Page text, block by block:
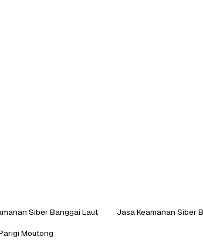
Siber Banggai Laut Jasa Keamanan Siber
Moutong